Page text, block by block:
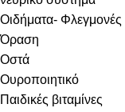
Οιδήματα- Φλεγμονές
Όραση
Οστά
Ουροποιητικό
Παιδικές βιταμίνες